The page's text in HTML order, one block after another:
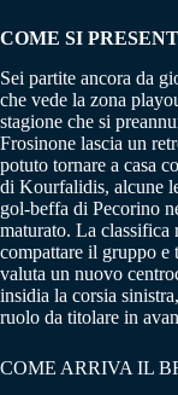
COME SI
Sei partite ancora da
che vede la zona
stagione che si
Frosinone lascia un
potuto tornare a casa
di Kourfalidis, alcune
gol-beffa di Pecorino
maturato. La classifica
compattare il gruppo e
valuta un nuovo
insidia la corsia
ruolo da titolare in
COME ARRIVA IL